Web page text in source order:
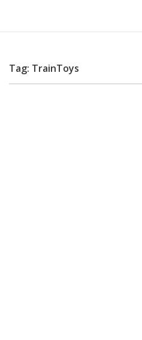
Tag: TrainToys